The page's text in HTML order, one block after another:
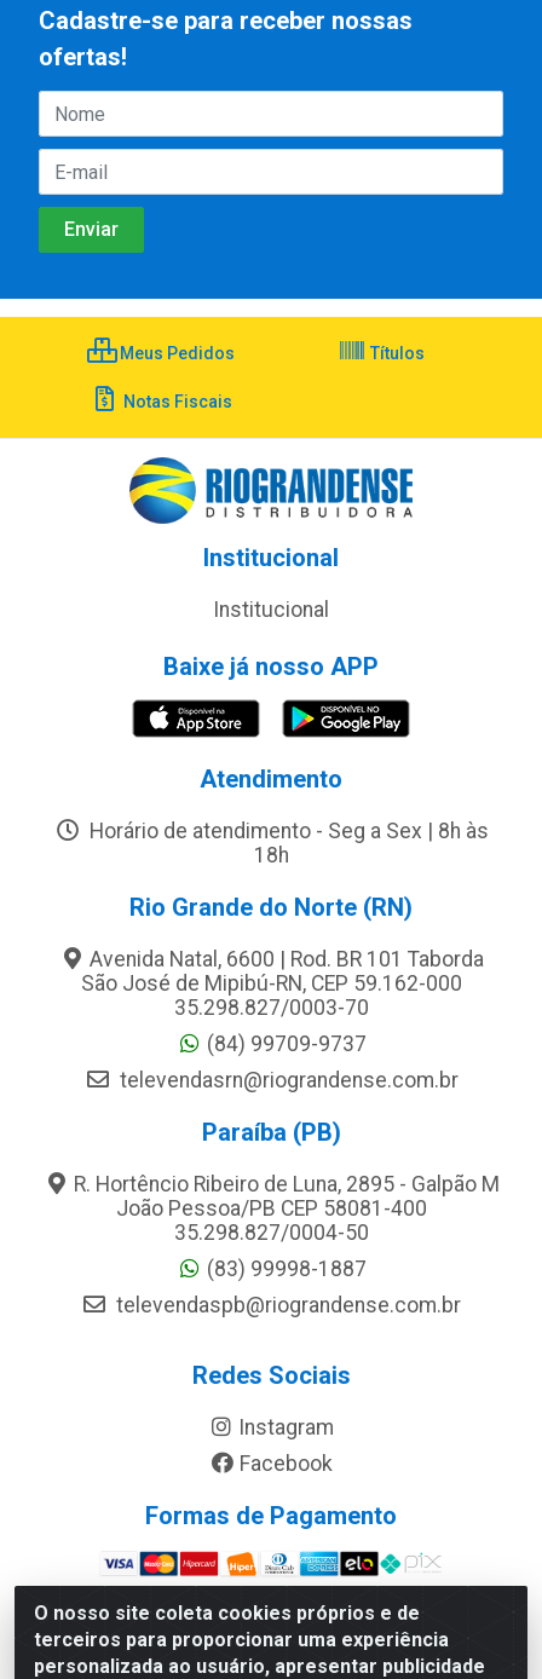
O nosso site coleta cookies próprios e de
terceiros para proporcionar uma experiência
personalizada ao usuário, apresentar publicidade
Cadastre-se para receber nossas
ofertas!
Meus Pedidos Títulos
Notas Fiscais
Institucional
Institucional
Baixe já nosso APP
Atendimento
Horário de atendimento - Seg a Sex | 8h às
18h
Rio Grande do Norte (RN)
Avenida Natal, 6600 | Rod. BR 101 Taborda
São José de Mipibú-RN, CEP 59.162-000
35.298.827/0003-70
(84) 99709-9737
televendasrn@riograndense.com.br
Paraíba (PB)
R. Hortêncio Ribeiro de Luna, 2895 - Galpão M
João Pessoa/PB CEP 58081-400
35.298.827/0004-50
(83) 99998-1887
televendaspb@riograndense.com.br
Redes Sociais
Instagram
Facebook
Formas de Pagamento
Site Seguro